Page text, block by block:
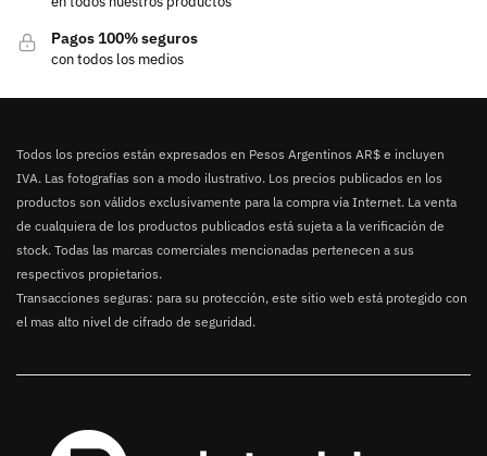
Pagos 100% seguros
con todos los medios
Todos los precios están expresados en Pesos Argentinos AR$ e incluyen
IVA. Las fotografías son a modo ilustrativo. Los precios publicados en los
productos son válidos exclusivamente para la compra vía Internet. La venta
de cualquiera de los productos publicados está sujeta a la verificación de
stock. Todas las marcas comerciales mencionadas pertenecen a sus
respectivos propietarios.
Transacciones seguras: para su protección, este sitio web está protegido con
el mas alto nivel de cifrado de seguridad.